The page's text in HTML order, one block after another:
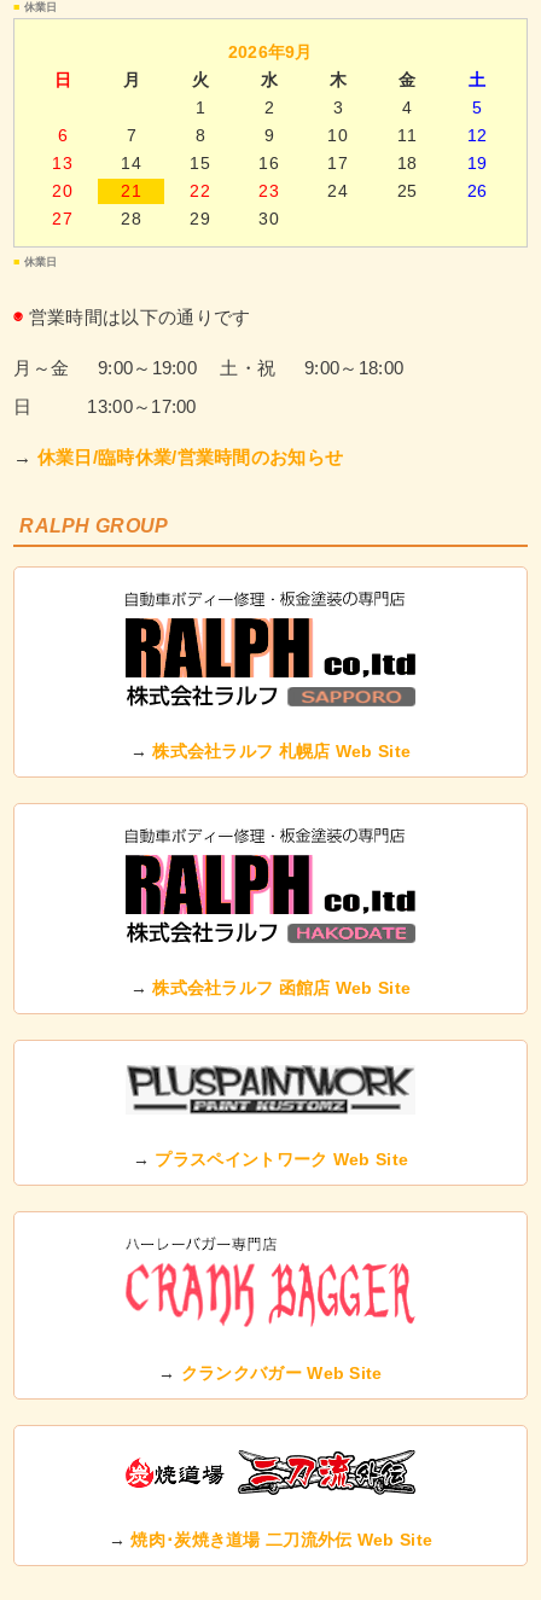
■ 休業日
2026年9月
日
月 火 水 木 金
土
1
2 3 4
5
6
7 8 9 10 11
12
13
14 15 16 17 18
19
20
21 22 23 24 25
26
27
28 29 30
■ 休業日
◉ 営業時間は以下の通りです
月～金 9:00～19:00
土・祝 9:00～18:00
日 13:00～17:00
→ 休業日/臨時休業/営業時間のお知らせ
RALPH GROUP
→株式会社ラルフ 札幌店 Web Site
→株式会社ラルフ 函館店 Web Site
→ プラスペイントワーク Web Site
→ クランクバガー Web Site
→焼肉･炭焼き道場 二刀流外伝 Web Site